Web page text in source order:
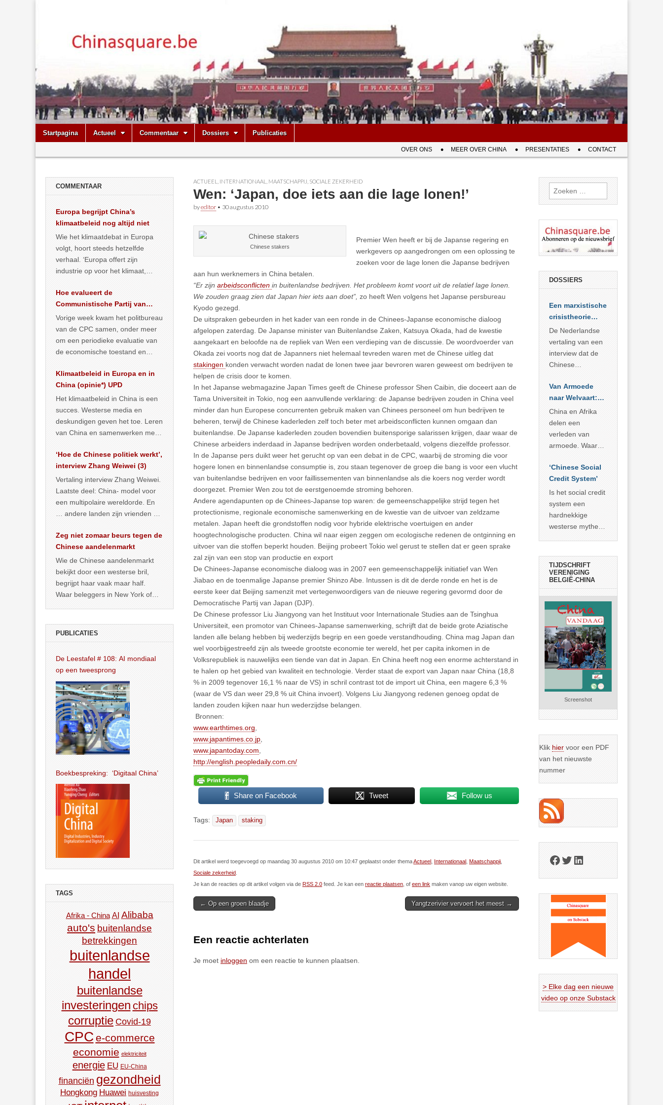
Chinasquare.be
Main
menu
Skip
Startpagina Actueel Commentaar Dossiers Publicaties
menu
OVER ONS MEER OVER CHINA PRESENTATIES CONTACT
ACTUEEL INTERNATIONAAL MAATSCHAPPIJ SOCIALE ZEKERHEID
Wen: ‘Japan, doe iets aan die lage lonen!’
byeditor • 30 augustus 2010
Chinese stakers
Premier Wen heeft er bij de Japanse regering en
werkgevers op aangedrongen om een oplossing te
zoeken voor de lage lonen die Japanse bedrijven
aan hun werknemers in China betalen.
“Er zijn arbeidsconflicten in buitenlandse bedrijven. Het probleem komt voort uit de relatief lage lonen.
We zouden graag zien dat Japan hier iets aan doet”, zo heeft Wen volgens het Japanse persbureau
Kyodo gezegd.
De uitspraken gebeurden in het kader van een ronde in de Chinees-Japanse economische dialoog
afgelopen zaterdag. De Japanse minister van Buitenlandse Zaken, Katsuya Okada, had de kwestie
aangekaart en beloofde na de repliek van Wen een verdieping van de discussie. De woordvoerder van
Okada zei voorts nog dat de Japanners niet helemaal tevreden waren met de Chinese uitleg dat
stakingen konden verwacht worden nadat de lonen twee jaar bevroren waren geweest om bedrijven te
helpen de crisis door te komen.
In het Japanse webmagazine Japan Times geeft de Chinese professor Shen Caibin, die doceert aan de
Tama Universiteit in Tokio, nog een aanvullende verklaring: de Japanse bedrijven zouden in China veel
minder dan hun Europese concurrenten gebruik maken van Chinees personeel om hun bedrijven te
beheren, terwijl de Chinese kaderleden zelf toch beter met arbeidsconflicten kunnen omgaan dan
buitenlandse. De Japanse kaderleden zouden bovendien buitensporige salarissen krijgen, daar waar de
Chinese arbeiders inderdaad in Japanse bedrijven worden onderbetaald, volgens diezelfde professor.
In de Japanse pers duikt weer het gerucht op van een debat in de CPC, waarbij de stroming die voor
hogere lonen en binnenlandse consumptie is, zou staan tegenover de groep die bang is voor een vlucht
van buitenlandse bedrijven en voor faillissementen van binnenlandse als die koers nog verder wordt
doorgezet. Premier Wen zou tot de eerstgenoemde stroming behoren.
Andere agendapunten op de Chinees-Japanse top waren: de gemeenschappelijke strijd tegen het
protectionisme, regionale economische samenwerking en de kwestie van de uitvoer van zeldzame
metalen. Japan heeft die grondstoffen nodig voor hybride elektrische voertuigen en ander
hoogtechnologische producten. China wil naar eigen zeggen om ecologische redenen de ontginning en
uitvoer van die stoffen beperkt houden. Beijing probeert Tokio wel gerust te stellen dat er geen sprake
zal zijn van een stop van productie en export
De Chinees-Japanse economische dialoog was in 2007 een gemeenschappelijk initiatief van Wen
Jiabao en de toenmalige Japanse premier Shinzo Abe. Intussen is dit de derde ronde en het is de
eerste keer dat Beijing samenzit met vertegenwoordigers van de nieuwe regering gevormd door de
Democratische Partij van Japan (DJP).
De Chinese professor Liu Jiangyong van het Instituut voor Internationale Studies aan de Tsinghua
Universiteit, een promotor van Chinees-Japanse samenwerking, schrijft dat de beide grote Aziatische
landen alle belang hebben bij wederzijds begrip en een goede verstandhouding. China mag Japan dan
wel voorbijgestreefd zijn als tweede grootste economie ter wereld, het per capita inkomen in de
Volksrepubliek is nauwelijks een tiende van dat in Japan. En China heeft nog een enorme achterstand in
te halen op het gebied van kwaliteit en technologie. Verder staat de export van Japan naar China (18,8
% in 2009 tegenover 16,1 % naar de VS) in schril contrast tot de import uit China, een magere 6,3 %
(waar de VS dan weer 29,8 % uit China invoert). Volgens Liu Jiangyong redenen genoeg opdat de
landen zouden kijken naar hun wederzijdse belangen.
Bronnen:
www.earthtimes.org
www.japantimes.co.jp
www.japantoday.com
http://english.peopledaily.com.cn/
Share on Facebook Tweet Follow us
Tags: Japan staking
Dit artikel werd toegevoegd op maandag 30 augustus 2010 om 10:47 geplaatst onder themaActueel Internationaal Maatschappij
Sociale zekerheid
Je kan de reacties op dit artikel volgen via de RSS 2.0 feed. Je kan een reactie plaatsen , of een link maken vanop uw eigen website.
Post
← Op een groen blaadje Yangtzerivier vervoert het meest →
Een reactie achterlaten
Je moet inloggen om een reactie te kunnen plaatsen.
COMMENTAAR
Europa begrijpt China’s
klimaatbeleid nog altijd niet
Wie het klimaatdebat in Europa
volgt, hoort steeds hetzelfde
verhaal. ‘Europa offert zijn
industrie op voor het klimaat,
vergroening… >> lees meer
Hoe evalueert de
Communistische Partij van
China de economische
situatie?
Vorige week kwam het politbureau
van de CPC samen, onder meer
om een periodieke evaluatie van
de economische toestand en
publiceerden… >> lees meer
Klimaatbeleid in Europa en in
China (opinie*) UPD
Het klimaatbeleid in China is een
succes. Westerse media en
deskundigen geven het toe. Leren
van China en samenwerken met
… >> lees meer
‘Hoe de Chinese politiek werkt’,
interview Zhang Weiwei (3)
Vertaling interview Zhang Weiwei.
Laatste deel: China- model voor
een multipolaire wereldorde. En
… andere landen zijn vrienden of
Zeg niet zomaar beurs tegen de
Chinese aandelenmarkt
Wie de Chinese aandelenmarkt
bekijkt door een westerse bril,
begrijpt haar vaak maar half.
Waar beleggers in New York of
PUBLICATIES
De Leestafel # 108: AI mondiaal
op een tweesprong
Boekbespreking: ‘Digitaal China’
TAGS
Afrika - China AI Alibaba
auto's buitenlandse
betrekkingen
buitenlandse
handel
buitenlandse
investeringen chips
corruptie Covid-19
CPC e-commerce
economie elektriciteit
energie EU EU-China
financiën gezondheid
Hongkong Huawei huisvesting
Zoeken
naar:
DOSSIERS
Een marxistische
crisistheorie
voor vandaag
De Nederlandse
vertaling van een
interview dat de
Chinese
Sociale
Wetenschappen
afnam van de
Britse
marxistische
econoom Michael
zien dat
… >> lees meer
Van Armoede
naar Welvaart:
Wat Afrika kan
leren van
China’s
economisch
China en Afrika
delen een
verleden van
armoede. Waar
voorbije veertig
jaar in slaagde
meer dan 800
miljoen mensen
uit de armoede
… >> lees meer
‘Chinese Social
Credit System’
Is het social credit
system een
hardnekkige
westerse mythe of
TIJDSCHRIFT
VERENIGING
BELGIË-CHINA
Screenshot
Klik hier voor een PDF
van het nieuwste
nummer
Facebook
Twitter
LinkedIn
> Elke dag een nieuwe
video op onze Substack